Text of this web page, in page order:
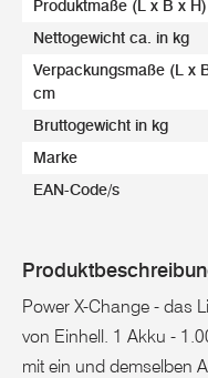
Produktmaße (L x B x
Nettogewicht ca. in kg
Verpackungsmaße (L x
cm
Bruttogewicht in kg
Marke
EAN-Code/s
Power X-Change - das
von Einhell. 1 Akku -
mit ein und demselben